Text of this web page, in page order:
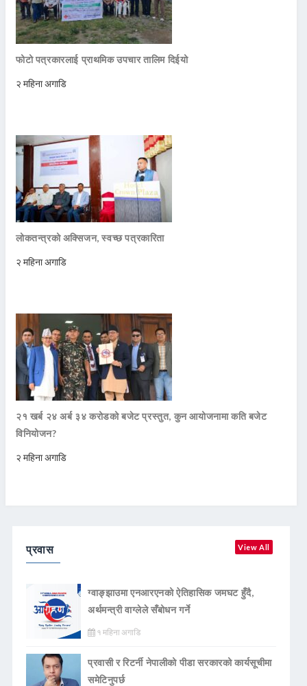
फोटो पत्रकारलाई प्राथमिक उपचार तालिम दिईयो
२ महिना अगाडि
लोकतन्त्रको अक्सिजन, स्वच्छ पत्रकारिता
२ महिना अगाडि
२१ खर्ब २४ अर्ब ३४ करोडको बजेट प्रस्तुत, कुन आयोजनामा कति बजेट
विनियोजन?
२ महिना अगाडि
प्रवास View All
ग्वाङ्झाउमा एनआरएनको ऐतिहासिक जमघट हुँदै,
अर्थमन्त्री वाग्लेले सँबोधन गर्ने
१ महिना अगाडि
प्रवासी र रिटर्नी नेपालीको पीडा सरकारको कार्यसूचीमा
समेटिनुपर्छ